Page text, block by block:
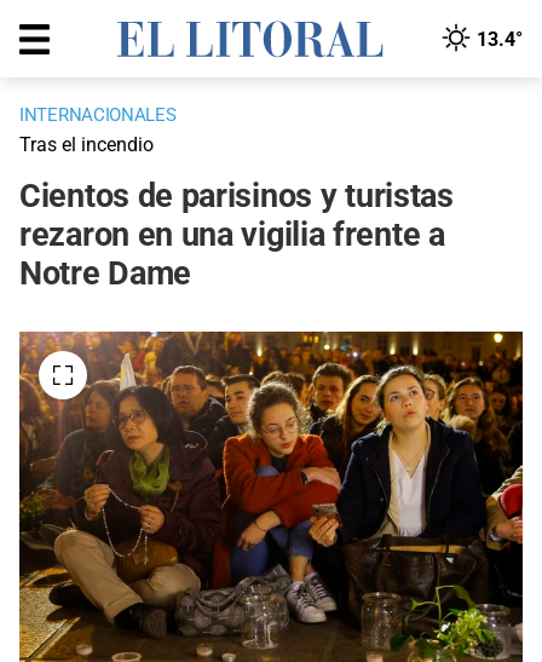
13.4°
INTERNACIONALES
Tras el incendio
Cientos de parisinos y turistas
rezaron en una vigilia frente a
Notre Dame